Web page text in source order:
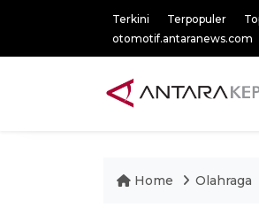
Terkini Terpopuler
otomotif.antaranews.com
Home Olahraga